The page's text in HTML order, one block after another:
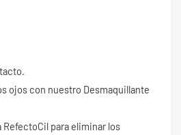
ojos con nuestro Desmaquillante
para eliminar los